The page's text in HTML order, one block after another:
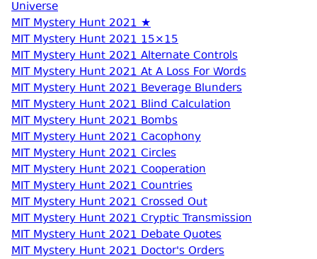
Universe
MIT Mystery Hunt 2021 ★
MIT Mystery Hunt 2021 15×15
MIT Mystery Hunt 2021 Alternate Controls
MIT Mystery Hunt 2021 At A Loss For Words
MIT Mystery Hunt 2021 Beverage Blunders
MIT Mystery Hunt 2021 Blind Calculation
MIT Mystery Hunt 2021 Bombs
MIT Mystery Hunt 2021 Cacophony
MIT Mystery Hunt 2021 Circles
MIT Mystery Hunt 2021 Cooperation
MIT Mystery Hunt 2021 Countries
MIT Mystery Hunt 2021 Crossed Out
MIT Mystery Hunt 2021 Cryptic Transmission
MIT Mystery Hunt 2021 Debate Quotes
MIT Mystery Hunt 2021 Doctor's Orders